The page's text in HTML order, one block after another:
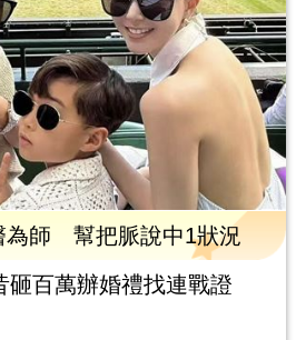
為師 幫把脈說中1狀況
百萬辦婚禮找連戰證